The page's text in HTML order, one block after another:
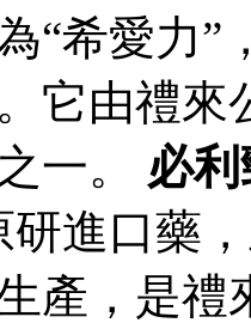
“希愛力”
它由禮來
一。 必
研進口藥
產，是禮